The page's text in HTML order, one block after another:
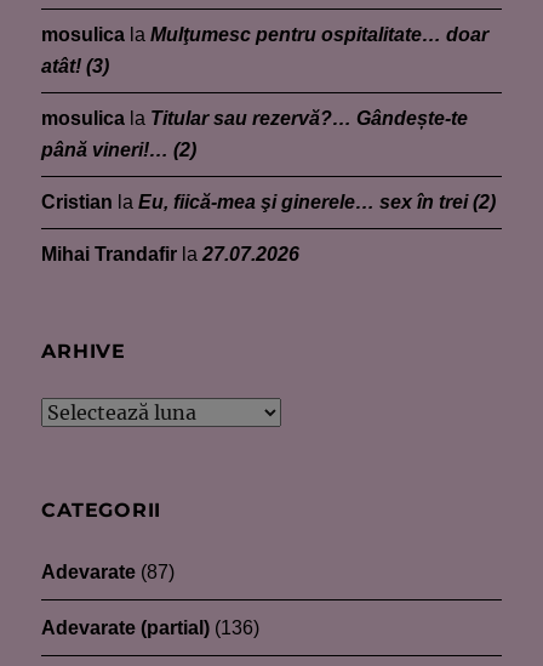
mosulica laMulţumesc pentru ospitalitate… doar
atât! (3)
mosulica la Titular sau rezervă?… Gândește-te
până vineri!… (2)
Cristian laEu, fiică-mea şi ginerele… sex în trei (2)
Mihai Trandafir la27.07.2026
ARHIVE
Arhive
CATEGORII
Adevarate (87)
Adevarate (partial) (136)